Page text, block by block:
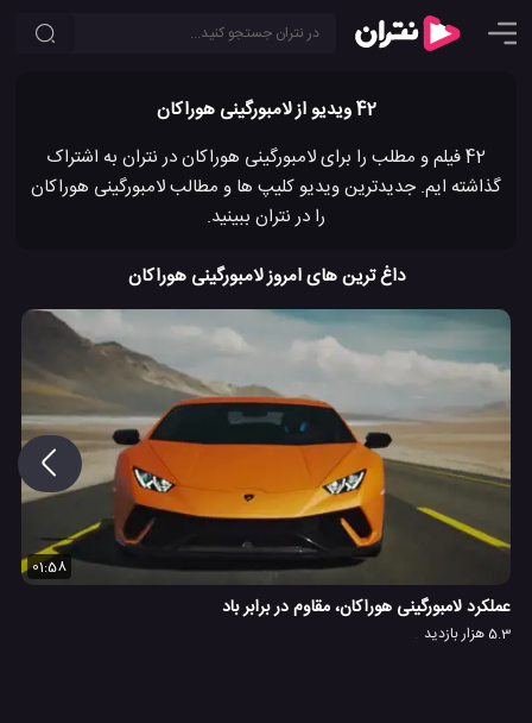
42 ویدیو از لامبورگینی هوراکان
42 فیلم و مطلب را برای لامبورگینی هوراکان در نتران به اشتراک
گذاشته ایم. جدیدترین ویدیو کلیپ ها و مطالب لامبورگینی هوراکان
را در نتران ببینید.
داغ ترین های امروز لامبورگینی هوراکان
01:58
عملکرد لامبورگینی هوراکان، مقاوم در برابر باد
5.3 هزار بازدید